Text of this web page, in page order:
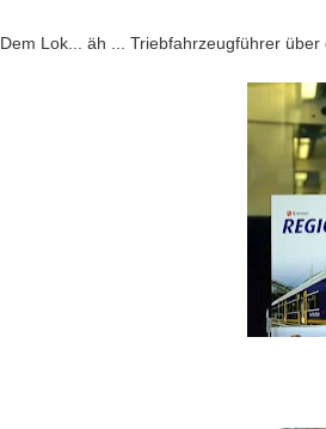
Dem Lok... äh ... Triebfahrzeugführer